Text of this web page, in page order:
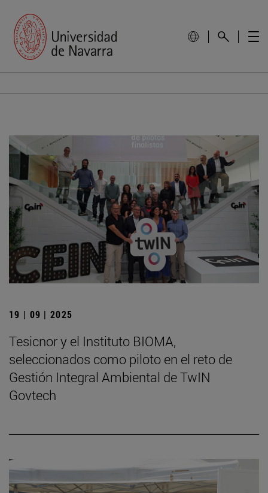
19 | 09 | 2025
Tesicnor y el Instituto BIOMA,
seleccionados como piloto en el reto de
Gestión Integral Ambiental de TwIN
Govtech